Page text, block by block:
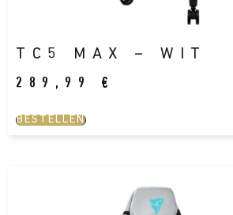
TC5 MAX – WIT
289,99 €
BESTELLEN